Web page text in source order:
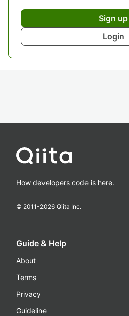
Sign up
Login
How developers code is here.
© 2011-2026 Qiita Inc.
Guide & Help
About
Terms
Privacy
Guideline